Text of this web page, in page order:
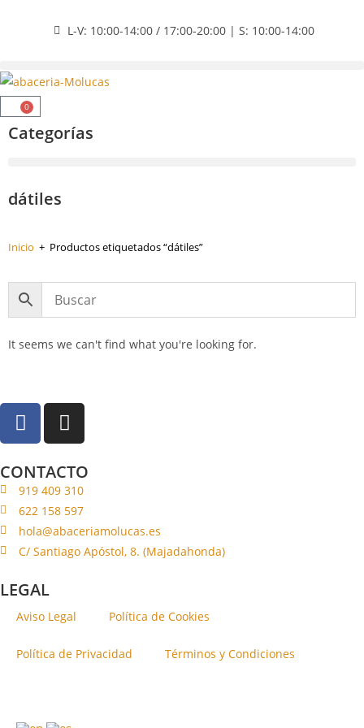
L-V: 10:00-14:00 / 17:00-20:00 | S: 10:00-14:00
0
dátiles
Inicio + Productos etiquetados “dátiles”
It seems we can't find what you're looking for.
Categorías
CONTACTO
919 409 310
622 158 597
hola@abaceriamolucas.es
C/ Santiago Apóstol, 8. (Majadahonda)
LEGAL
Aviso Legal Política de Cookies
Política de Privacidad Términos y Condiciones